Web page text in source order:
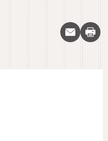
Skriv